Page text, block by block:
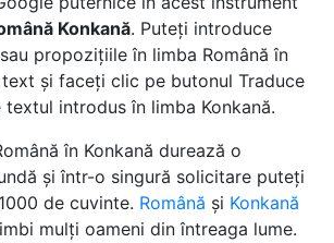
Konkană. Puteți introduce
propozițiile în limba Română în
și faceți clic pe butonul Traduce
introdus în limba Konkană.
în Konkană durează o
și într-o singură solicitare puteți
de cuvinte. Română și Konkană
mulți oameni din întreaga lume.